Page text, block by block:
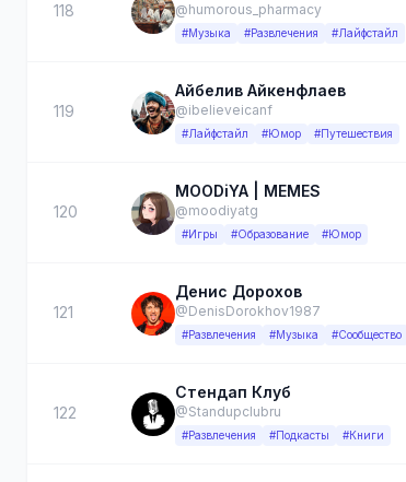
118 @humorous_pharmacy
#Музыка #Развлечения #Лайфстайл
119
Айбелив Айкенфлаев
@ibelieveicanf
#Лайфстайл #Юмор #Путешествия
120
MOODiYA | MEMES
@moodiyatg
#Игры #Образование #Юмор
121
Денис Дорохов
@DenisDorokhov1987
#Развлечения #Музыка #Сообщество
122
Стендап Клуб
@Standupclubru
#Развлечения #Подкасты #Книги